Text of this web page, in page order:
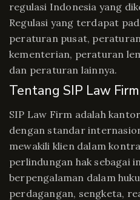
regulasi Indonesia yang
Regulasi yang terdapat
peraturan pusat,
kementerian, peraturan
dan peraturan lainnya.
Tentang SIP Law Firm
SIP Law Firm adalah
dengan standar
mewakili klien dalam
perlindungan hak sebagai
berpengalaman dalam
perdagangan, sengketa,